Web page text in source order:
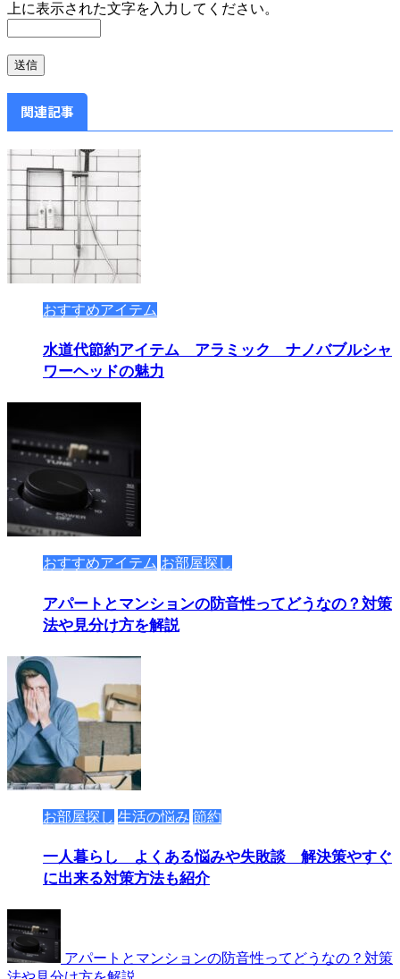
上に表示された文字を入力してください。
関連記事
おすすめアイテム
水道代節約アイテム アラミック ナノバブルシャ
ワーヘッドの魅力
おすすめアイテム お部屋探し
アパートとマンションの防音性ってどうなの？対策
法や見分け方を解説
お部屋探し 生活の悩み 節約
一人暮らし よくある悩みや失敗談 解決策やすぐ
に出来る対策方法も紹介
アパートとマンションの防音性ってどうなの？対策